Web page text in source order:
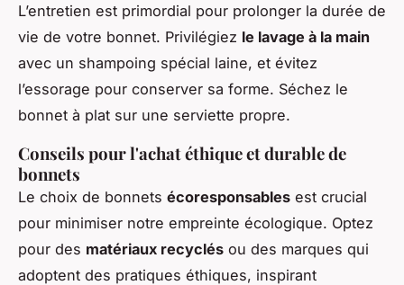
L’entretien est primordial pour prolonger la durée de
vie de votre bonnet. Privilégiez le lavage à la main
avec un shampoing spécial laine, et évitez
l’essorage pour conserver sa forme. Séchez le
bonnet à plat sur une serviette propre.
Conseils pour l'achat éthique et durable de
bonnets
Le choix de bonnets écoresponsables est crucial
pour minimiser notre empreinte écologique. Optez
pour des matériaux recyclés ou des marques qui
adoptent des pratiques éthiques, inspirant